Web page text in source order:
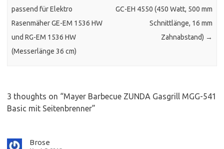
passend für Elektro
Rasenmäher GE-EM 1536 HW
und RG-EM 1536 HW
(Messerlänge 36 cm)
GC-EH 4550 (450 Watt, 500 mm
Schnittlänge, 16 mm
Zahnabstand) →
3 thoughts on “Mayer Barbecue ZUNDA Gasgrill MGG-541
Basic mit Seitenbrenner”
Brose